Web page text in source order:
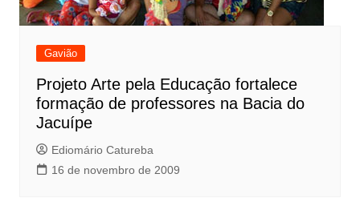
Gavião
Projeto Arte pela Educação fortalece
formação de professores na Bacia do
Jacuípe
Ediomário Catureba
16 de novembro de 2009